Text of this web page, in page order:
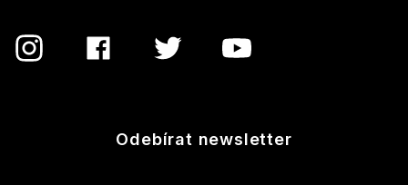
Odebírat newsletter